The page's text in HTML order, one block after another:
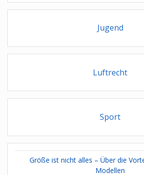
Jugend
Luftrecht
Sport
Größe ist nicht alles – Über die
Modellen